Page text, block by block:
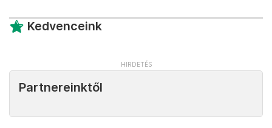
Kedvenceink
Partnereinktől